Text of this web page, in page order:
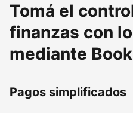
Tomá el
finanzas con
mediante
Pagos simplificados